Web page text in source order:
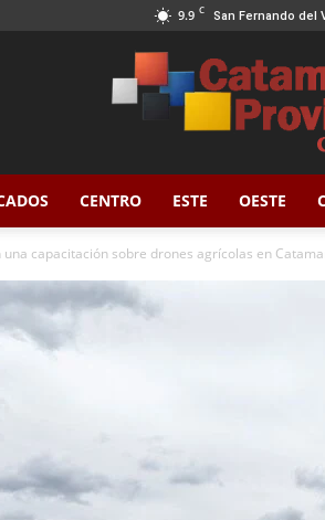
9.9 C San Fernando del
CENTRO ESTE OESTE
capacitación sobre drones agrícolas en